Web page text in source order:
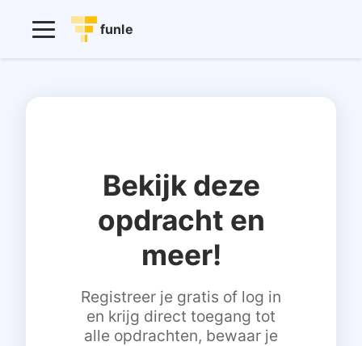
funle
Bekijk deze
opdracht en
meer!
Registreer je gratis of log in
en krijg direct toegang tot
alle opdrachten, bewaar je